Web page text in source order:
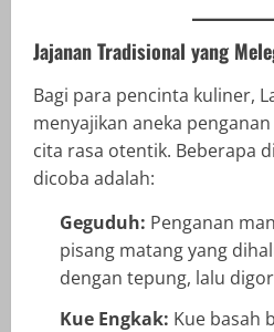
Jajanan Tradisional yang
Bagi para pencinta kuliner,
menyajikan aneka
cita rasa otentik. Beberapa
dicoba adalah:
Geguduh: Penganan
pisang matang yang
dengan tepung, lalu
Kue Engkak: Kue basah